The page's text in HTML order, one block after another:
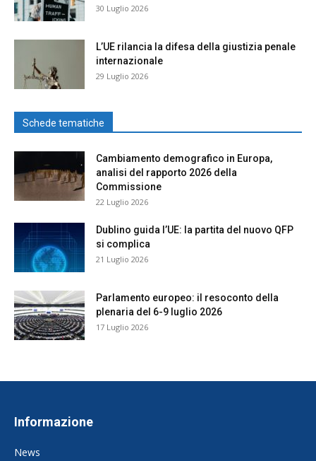
30 Luglio 2026
L’UE rilancia la difesa della giustizia penale
internazionale
29 Luglio 2026
Schede tematiche
Cambiamento demografico in Europa,
analisi del rapporto 2026 della
Commissione
22 Luglio 2026
Dublino guida l’UE: la partita del nuovo QFP
si complica
21 Luglio 2026
Parlamento europeo: il resoconto della
plenaria del 6-9 luglio 2026
17 Luglio 2026
Informazione
News